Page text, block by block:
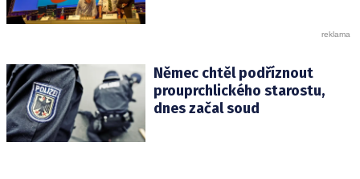
Němec chtěl podříznout
prouprchlického starostu,
dnes začal soud